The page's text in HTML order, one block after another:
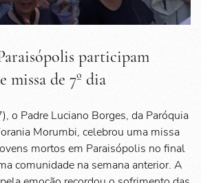
participam
missa de 7º dia
o Padre Luciano Borges, da Paróquia
Morumbi, celebrou uma missa
mortos em Paraisópolis no final
comunidade na semana anterior. A